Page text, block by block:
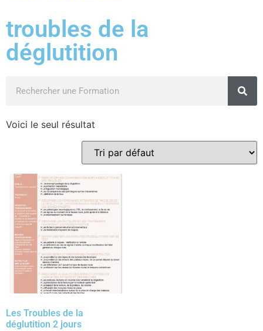
troubles de la
déglutition
Voici le seul résultat
Les Troubles de la
déglutition 2 jours